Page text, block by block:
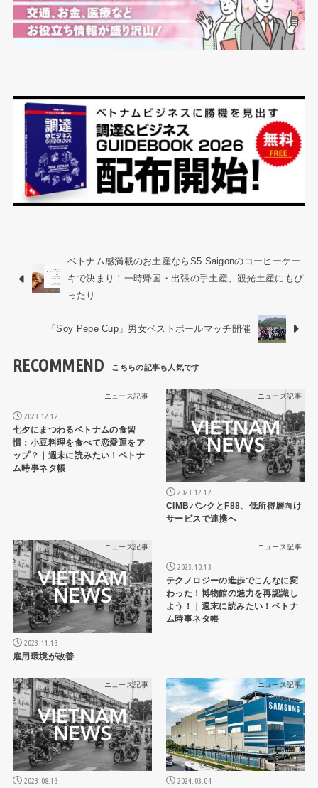
ベトナム感満載のお土産ならS5 Saigonのコーヒーケー
キで決まり！一時帰国・出張の手土産、観光土産にもぴ
ったり
「Soy Pepe Cup」男女ベストボールマッチ開催
RECOMMEND
ニュース記事
2023.12.12
七夕にまつわるベトナムの食習
慣：小豆料理を食べて恋愛運をア
ップ？｜週末に読みたい！ベトナ
ム時事ネタ帳
ニュース記事
2023.12.12
CIMBバンクとF88、低所得層向け
サービスで連携へ
ニュース記事
2023.11.13
雇用環境が改善
ニュース記事
2023.10.13
テクノロジーの進歩でこんなに変
わった！博物館の魅力を再認識し
よう！｜週末に読みたい！ベトナ
ム時事ネタ帳
ニュース記事
2023.08.13
ニュース記事
2024.03.04